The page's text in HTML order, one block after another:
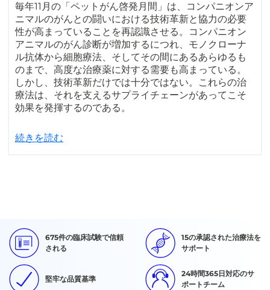
毎年11月の「ペットがん啓発月間」は、コンパニオンア
ニマルのがんとの闘いにおける技術革新と協力の必要
性が高まっていることを再認識させる。コンパニオン
アニマルのがん診断が増加するにつれ、モノクローナ
ル抗体から細胞療法、そしてその間にあるあらゆるも
のまで、高度な治療薬に対する需要も高まっている。
しかし、技術革新だけでは十分ではない。これらの治
療法は、それを支えるサプライチェーンがあってこそ
効果を発揮するのである。
続きを読む
675件の臨床試験で信頼
される
15の承認された治療法を
サポート
堅牢な品質基準
24時間365日対応のサ
ポートチーム